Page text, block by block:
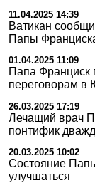
11.04.2025 14:39
Ватикан
Папы
01.04.2025 11:09
Папа Франциск
переговорам
26.03.2025 17:19
Лечащий врач
понтифик
20.03.2025 10:02
Состояние
улучшаться